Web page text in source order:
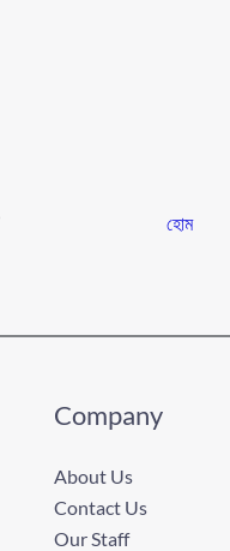
হোম
Company
About Us
Contact Us
Our Staff